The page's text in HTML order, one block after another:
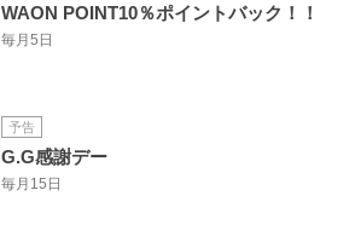
WAON POINT10％ポイントバック！！
毎月5日
予告
G.G感謝デー
毎月15日